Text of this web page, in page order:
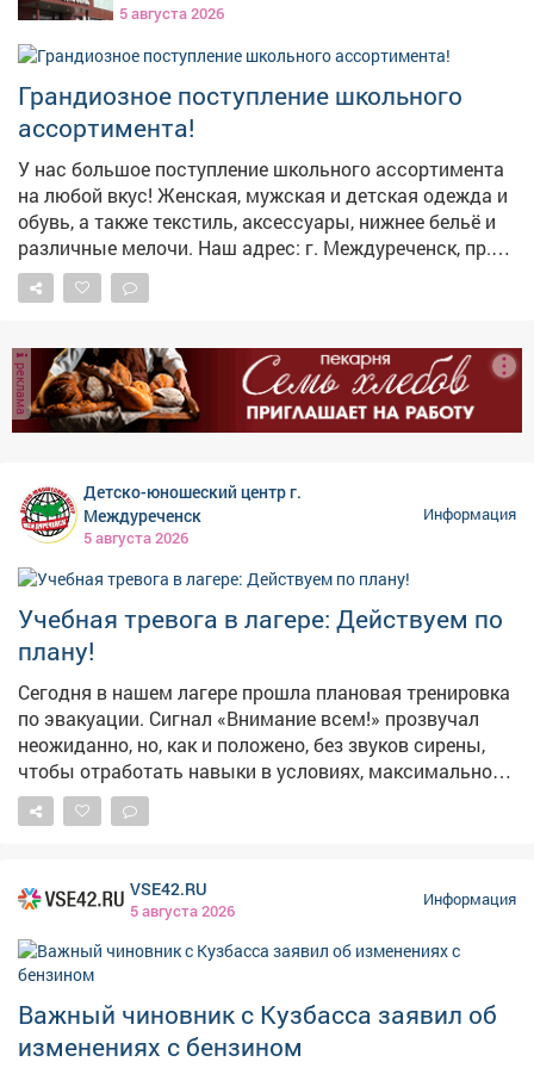
продолжается! 🚨 Напоминаем: при обнаружении
пожара звоните 112! Берегите себя и своих близких!
консультацией, но решение за ними. Записаться на
17:00, по телефону: 32-16-75.
5 августа 2026
Грандиозное поступление школьного
ассортимента!
У нас большое поступление школьного ассортимента
на любой вкус! Женская, мужская и детская одежда и
обувь, а также текстиль, аксессуары, нижнее бельё и
различные мелочи. Наш адрес: г. Междуреченск, пр.
Строителей, 48/3
реклама
Детско-юношеский центр г.
Междуреченск
5 августа 2026
Информация
Учебная тревога в лагере: Действуем по
плану!
Сегодня в нашем лагере прошла плановая тренировка
по эвакуации. Сигнал «Внимание всем!» прозвучал
неожиданно, но, как и положено, без звуков сирены,
чтобы отработать навыки в условиях, максимально
приближенных к реальным. Педагогический состав
организовал инсценировку пожара и задымления.
ситуации и слаженно эвакуировались через три
запасных выхода. Главные выводы тренировки: 🔹
При ЧС не действовать самостоятельно; 🔹 Сразу
слушать и выполнять указания взрослых; 🔹 И
главное - никакой паники! Такие учения проходят у нас
регулярно, чтобы в экстренной ситуации (тьфу-тьфу-
тьфу!) каждый знал, как сохранить жизнь и здоровье.
VSE42.RU
5 августа 2026
Информация
Важный чиновник с Кузбасса заявил об
изменениях с бензином